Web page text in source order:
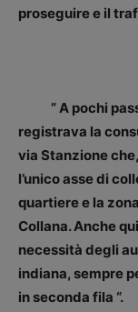
proseguire e il
” A pochi passi
registrava la
via Stanzione
l’unico asse di
quartiere e la
Collana. Anche
necessità degli
indiana, sempre
in seconda fila “.